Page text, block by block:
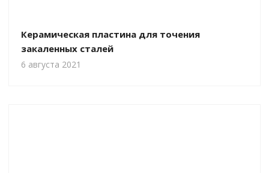
Керамическая пластина для точения
закаленных сталей
6 августа 2021